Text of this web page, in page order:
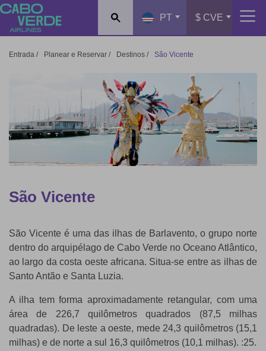
PT $ CVE
Entrada / Planear e Reservar / Destinos / São Vicente
São Vicente
São Vicente é uma das ilhas de Barlavento, o grupo norte
dentro do arquipélago de Cabo Verde no Oceano Atlântico,
ao largo da costa oeste africana. Situa-se entre as ilhas de
Santo Antão e Santa Luzia.
A ilha tem forma aproximadamente retangular, com uma
área de 226,7 quilômetros quadrados (87,5 milhas
quadradas). De leste a oeste, mede 24,3 quilômetros (15,1
milhas) e de norte a sul 16,3 quilômetros (10,1 milhas). :25.